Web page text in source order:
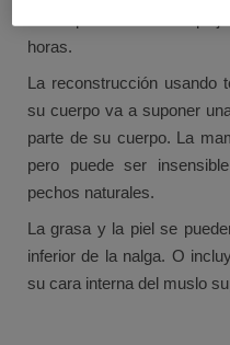
horas.
La reconstrucción usando
su cuerpo va a suponer
parte de su cuerpo. La
pero puede ser
pechos naturales.
La grasa y la piel se
inferior de la nalga. O
su cara interna del muslo